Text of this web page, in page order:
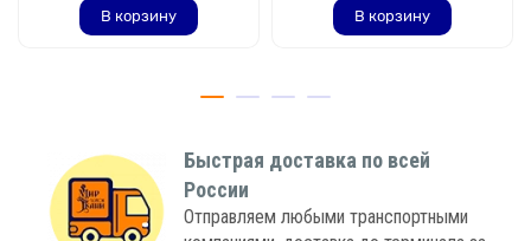
В корзину В корзину
Быстрая доставка по всей
России
Отправляем любыми транспортными